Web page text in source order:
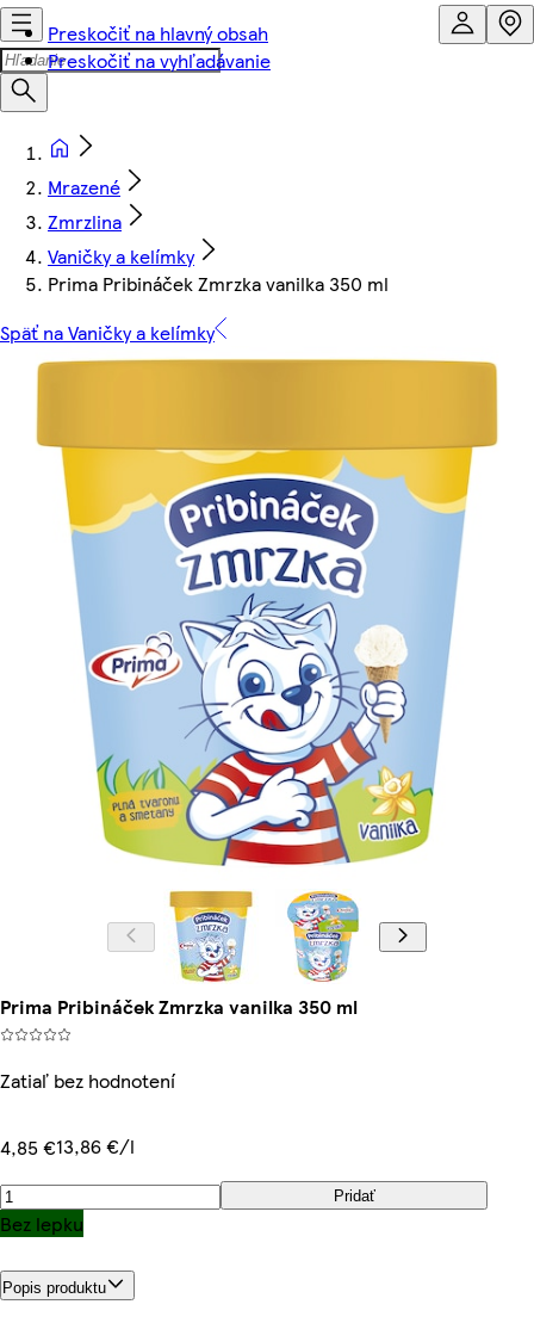
Preskočiť na hlavný obsah
Preskočiť na vyhľadávanie
Mrazené
Zmrzlina
Vaničky a kelímky
Prima Pribináček Zmrzka vanilka 350 ml
Späť na Vaničky a kelímky
Prima Pribináček Zmrzka vanilka 350 ml
Zatiaľ bez hodnotení
4,85 €13,86 €/l
Pridať
Bez lepku
Popis produktu